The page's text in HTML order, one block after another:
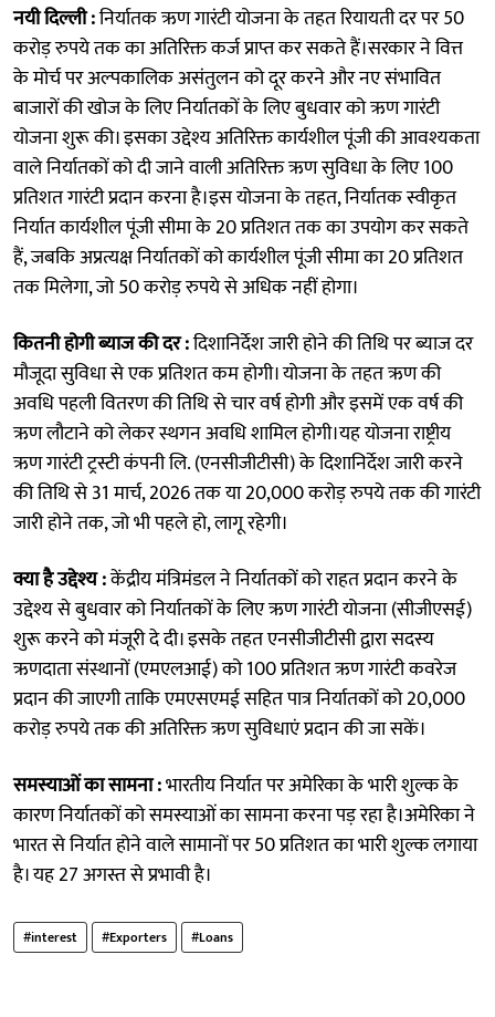
नयी दिल्ली :निर्यातक ऋण गारंटी योजना के तहत रियायती दर पर 50
करोड़ रुपये तक का अतिरिक्त कर्ज प्राप्त कर सकते हैं।सरकार ने वित्त
के मोर्च पर अल्पकालिक असंतुलन को दूर करने और नए संभावित
बाजारों की खोज के लिए निर्यातकों के लिए बुधवार को ऋण गारंटी
योजना शुरू की। इसका उद्देश्य अतिरिक्त कार्यशील पूंजी की आवश्यकता
वाले निर्यातकों को दी जाने वाली अतिरिक्त ऋण सुविधा के लिए 100
प्रतिशत गारंटी प्रदान करना है।इस योजना के तहत, निर्यातक स्वीकृत
निर्यात कार्यशील पूंजी सीमा के 20 प्रतिशत तक का उपयोग कर सकते
हैं, जबकि अप्रत्यक्ष निर्यातकों को कार्यशील पूंजी सीमा का 20 प्रतिशत
तक मिलेगा, जो 50 करोड़ रुपये से अधिक नहीं होगा।
कितनी होगी ब्याज की दर :दिशानिर्देश जारी होने की तिथि पर ब्याज दर
मौजूदा सुविधा से एक प्रतिशत कम होगी। योजना के तहत ऋण की
अवधि पहली वितरण की तिथि से चार वर्ष होगी और इसमें एक वर्ष की
ऋण लौटाने को लेकर स्थगन अवधि शामिल होगी।यह योजना राष्ट्रीय
ऋण गारंटी ट्रस्टी कंपनी लि. (एनसीजीटीसी) के दिशानिर्देश जारी करने
की तिथि से 31 मार्च, 2026 तक या 20,000 करोड़ रुपये तक की गारंटी
जारी होने तक, जो भी पहले हो, लागू रहेगी।
क्या है उद्देश्य :केंद्रीय मंत्रिमंडल ने निर्यातकों को राहत प्रदान करने के
उद्देश्य से बुधवार को निर्यातकों के लिए ऋण गारंटी योजना (सीजीएसई)
शुरू करने को मंजूरी दे दी। इसके तहत एनसीजीटीसी द्वारा सदस्य
ऋणदाता संस्थानों (एमएलआई) को 100 प्रतिशत ऋण गारंटी कवरेज
प्रदान की जाएगी ताकि एमएसएमई सहित पात्र निर्यातकों को 20,000
करोड़ रुपये तक की अतिरिक्त ऋण सुविधाएं प्रदान की जा सकें।
समस्याओं का सामना :भारतीय निर्यात पर अमेरिका के भारी शुल्क के
कारण निर्यातकों को समस्याओं का सामना करना पड़ रहा है।अमेरिका ने
भारत से निर्यात होने वाले सामानों पर 50 प्रतिशत का भारी शुल्क लगाया
है। यह 27 अगस्त से प्रभावी है।
#interest #Exporters #Loans